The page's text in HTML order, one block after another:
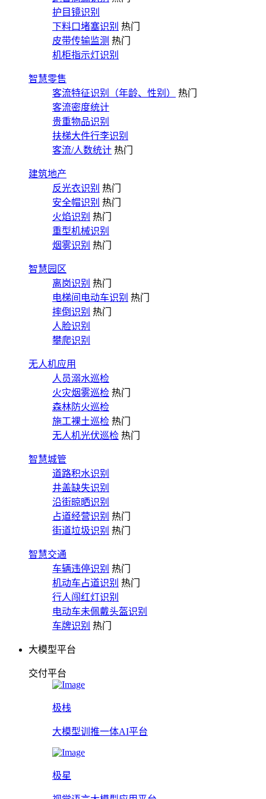
护目镜识别
下料口堵塞识别 热门
皮带传输监测 热门
机柜指示灯识别
智慧零售
客流特征识别（年龄、性别）
热门
客流密度统计
贵重物品识别
扶梯大件行李识别
客流/人数统计 热门
建筑地产
反光衣识别 热门
安全帽识别 热门
火焰识别 热门
重型机械识别
烟雾识别 热门
智慧园区
离岗识别 热门
电梯间电动车识别 热门
摔倒识别 热门
人脸识别
攀爬识别
无人机应用
人员溺水巡检
火灾烟雾巡检 热门
森林防火巡检
施工裸土巡检 热门
无人机光伏巡检 热门
智慧城管
道路积水识别
井盖缺失识别
沿街晾晒识别
占道经营识别 热门
街道垃圾识别 热门
智慧交通
车辆违停识别 热门
机动车占道识别 热门
行人闯红灯识别
电动车未佩戴头盔识别
车牌识别 热门
大模型平台
交付平台
极栈
大模型训推一体AI平台
极星